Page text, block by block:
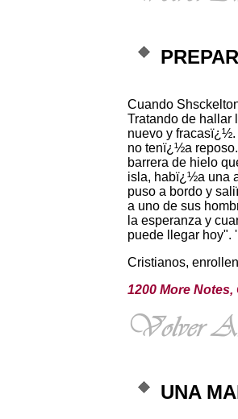
Cuando
Tratando de hallar
nuevo y
no tenï¿½a
barrera de hielo
isla, habï¿½a una
puso a bordo y
a uno de sus
la esperanza y
puede llegar hoy". '
Cristianos,
1200 More
UNA